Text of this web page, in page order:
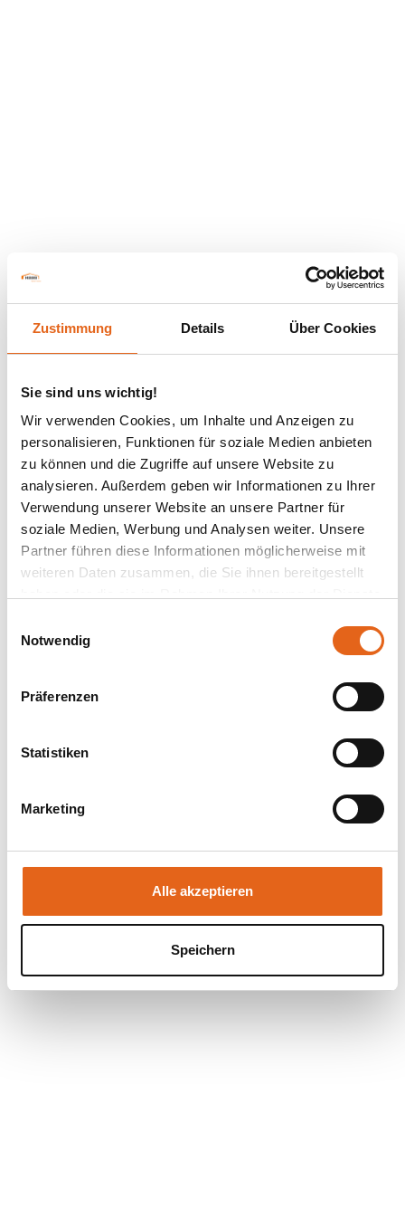
Zustimmung Details Über Cookies
Sie sind uns wichtig!
Wir verwenden Cookies, um Inhalte und Anzeigen zu
personalisieren, Funktionen für soziale Medien anbieten
zu können und die Zugriffe auf unsere Website zu
analysieren. Außerdem geben wir Informationen zu Ihrer
Verwendung unserer Website an unsere Partner für
soziale Medien, Werbung und Analysen weiter. Unsere
Partner führen diese Informationen möglicherweise mit
weiteren Daten zusammen, die Sie ihnen bereitgestellt
Bitte beachten Sie, dass einige der Partner auch Daten in
Drittländer übermitteln können, in denen möglicherweise
ein anderes Datenschutzniveau besteht als in der EU.
Übereinstimmung mit den geltenden
unsere Webseite weiterhin nutzen.
Notwendig
Präferenzen
Statistiken
Marketing
Alle akzeptieren
Speichern